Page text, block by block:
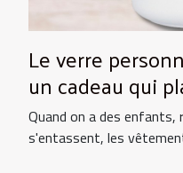
Le verre
un cadeau qui
Quand on a des enfants,
s'entassent, les